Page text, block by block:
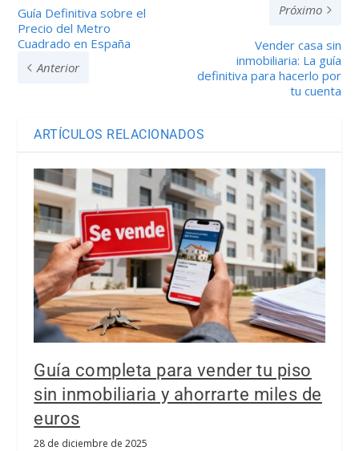
Guía Definitiva sobre el
Precio del Metro
Cuadrado en España
Anterior
Próximo
Vender casa sin
inmobiliaria: La guía
definitiva para hacerlo por
tu cuenta
ARTÍCULOS RELACIONADOS
Guía completa para vender tu piso
sin inmobiliaria y ahorrarte miles de
euros
28 de diciembre de 2025